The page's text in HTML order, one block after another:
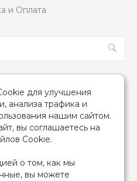
и Оплата
сантехника, Все права
для улучшения
анализа трафика и
нашим сайтом.
вы соглашаетесь на
Cookie.
о том, как мы
вы можете